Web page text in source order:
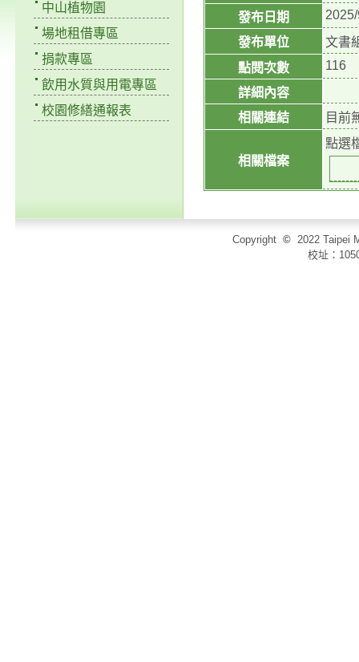
中山植物園
場地租借專區
捐款專區
飲用水質與用電專區
校園修繕通報表
發布日期
發布單位
文書
點閱次數
116
詳細內容
相關連結
目前
相關檔案
點選
Copyright © 2022 Taipei
校址：